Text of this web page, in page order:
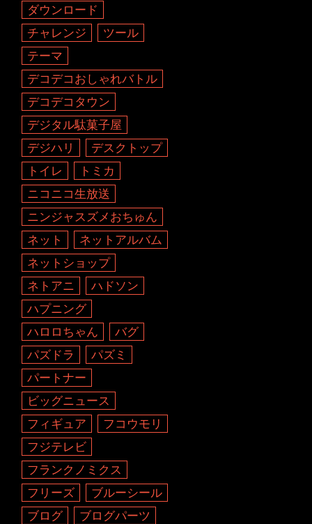
ダウンロード
チャレンジ
ツール
テーマ
デコデコおしゃれバトル
デコデコタウン
デジタル駄菓子屋
デジハリ
デスクトップ
トイレ
トミカ
ニコニコ生放送
ニンジャスズメおちゅん
ネット
ネットアルバム
ネットショップ
ネトアニ
ハドソン
ハプニング
ハロロちゃん
バグ
パズドラ
パズミ
パートナー
ビッグニュース
フィギュア
フコウモリ
フジテレビ
フランクノミクス
フリーズ
ブルーシール
ブログ
ブログパーツ